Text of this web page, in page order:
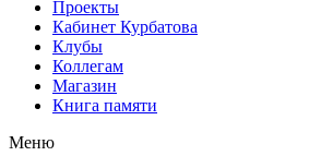
Проекты
Кабинет Курбатова
Клубы
Коллегам
Магазин
Книга памяти
Меню